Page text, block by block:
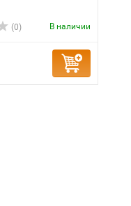
(0) В наличии